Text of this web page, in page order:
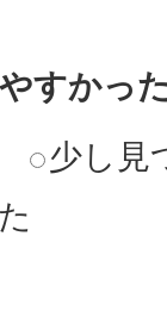
すかっ
少し見